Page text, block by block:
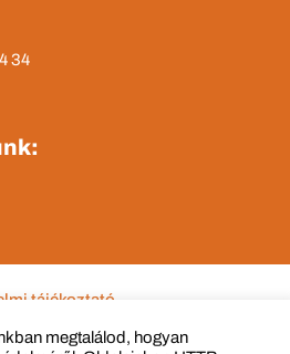
34
tájékoztató
megtalálod, hogyan